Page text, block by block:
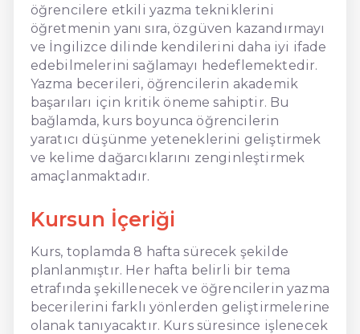
öğrencilere etkili yazma tekniklerini
öğretmenin yanı sıra, özgüven kazandırmayı
ve İngilizce dilinde kendilerini daha iyi ifade
edebilmelerini sağlamayı hedeflemektedir.
Yazma becerileri, öğrencilerin akademik
başarıları için kritik öneme sahiptir. Bu
bağlamda, kurs boyunca öğrencilerin
yaratıcı düşünme yeteneklerini geliştirmek
ve kelime dağarcıklarını zenginleştirmek
amaçlanmaktadır.
Kursun İçeriği
Kurs, toplamda 8 hafta sürecek şekilde
planlanmıştır. Her hafta belirli bir tema
etrafında şekillenecek ve öğrencilerin yazma
becerilerini farklı yönlerden geliştirmelerine
olanak tanıyacaktır. Kurs süresince işlenecek